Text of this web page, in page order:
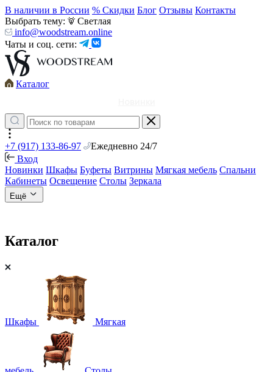
В наличии в России % Скидки Блог Отзывы Контакты
Выбрать тему:
Светлая
info@woodstream.online
Чаты и соц. сети:
Каталог
+7 (917) 133-86-97
Ежедневно 24/7
Вход
Новинки Шкафы Буфеты Витрины Мягкая мебель Спальни
Кабинеты Освещение Столы Зеркала
Ещё
Каталог
Шкафы Мягкая